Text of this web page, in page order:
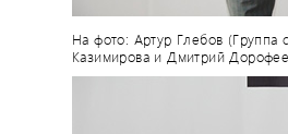
На фото: Артур Глебов (Группа
Казимирова и Дмитрий